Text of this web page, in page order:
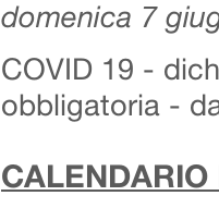
domenica 7
COVID 19 -
obbligatoria -